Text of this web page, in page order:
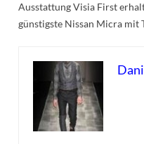
Ausstattung Visia First
günstigste Nissan Micra mit